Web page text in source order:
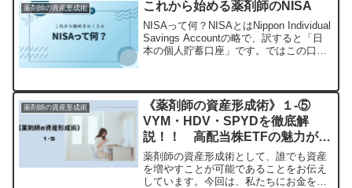
薬剤師の資産形成術 これから始める薬剤師のNISA
NISAって何？NISAとはNippon Individual
Savings Accountの略で、訳すると「日
本の個人貯蓄口座」です。ではこの口座
その結果得...
薬剤師の資産形成術
《薬剤師の資産形成術》１-⑤
VYM・HDV・SPYDを徹底解
説！！ 高配当株ETFの魅力がわ
かる！
薬剤師の資産形成術として、誰でも資産
を増やすことが可能であることをお伝え
しています。今回は、私たちにお金を運